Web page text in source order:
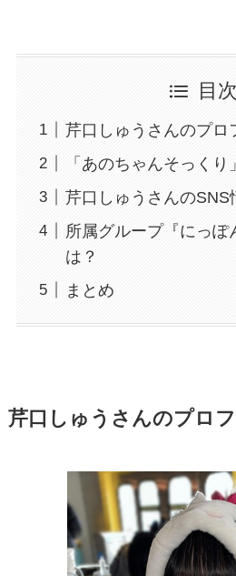
目次
芹口しゅうさんのプロ
「あのちゃんそっくり
芹口しゅうさんのSNS
所属グループ『にっぽ
は？
まとめ
芹口しゅうさんのプロ